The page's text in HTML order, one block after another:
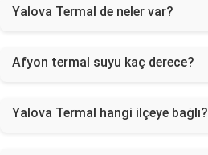
Yalova Termal de neler var?
Afyon termal suyu kaç derece?
Yalova Termal hangi ilçeye bağlı?